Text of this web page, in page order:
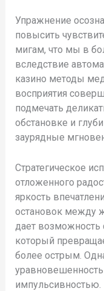
Упражнение
повысить
мигам, что мы в
вследствие
казино методы
восприятия
подмечать
обстановке и
заурядные
Стратегическое
отложенного
яркость
остановок между
дает возможность
который
более острым.
импульсивностью.